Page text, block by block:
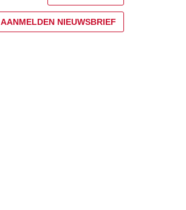
AANMELDEN NIEUWSBRIEF